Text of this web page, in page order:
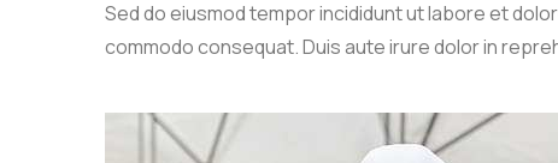
Sed do eiusmod tempor incididunt ut labore et
commodo consequat. Duis aute irure dolor in